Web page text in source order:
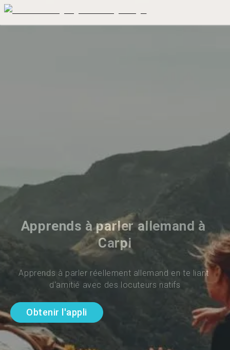
Apprends à parler allemand à
Carpi
Apprends à parler réellement allemand en te liant
d'amitié avec des locuteurs natifs
Obtenir l'appli